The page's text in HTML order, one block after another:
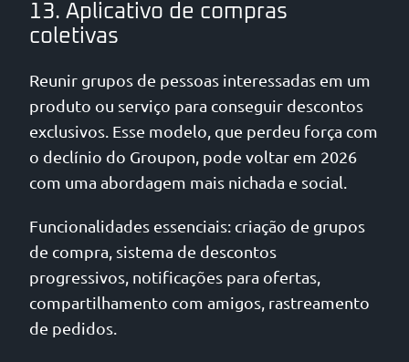
13. Aplicativo de compras
coletivas
Reunir grupos de pessoas interessadas em um
produto ou serviço para conseguir descontos
exclusivos. Esse modelo, que perdeu força com
o declínio do Groupon, pode voltar em 2026
com uma abordagem mais nichada e social.
Funcionalidades essenciais: criação de grupos
de compra, sistema de descontos
progressivos, notificações para ofertas,
compartilhamento com amigos, rastreamento
de pedidos.